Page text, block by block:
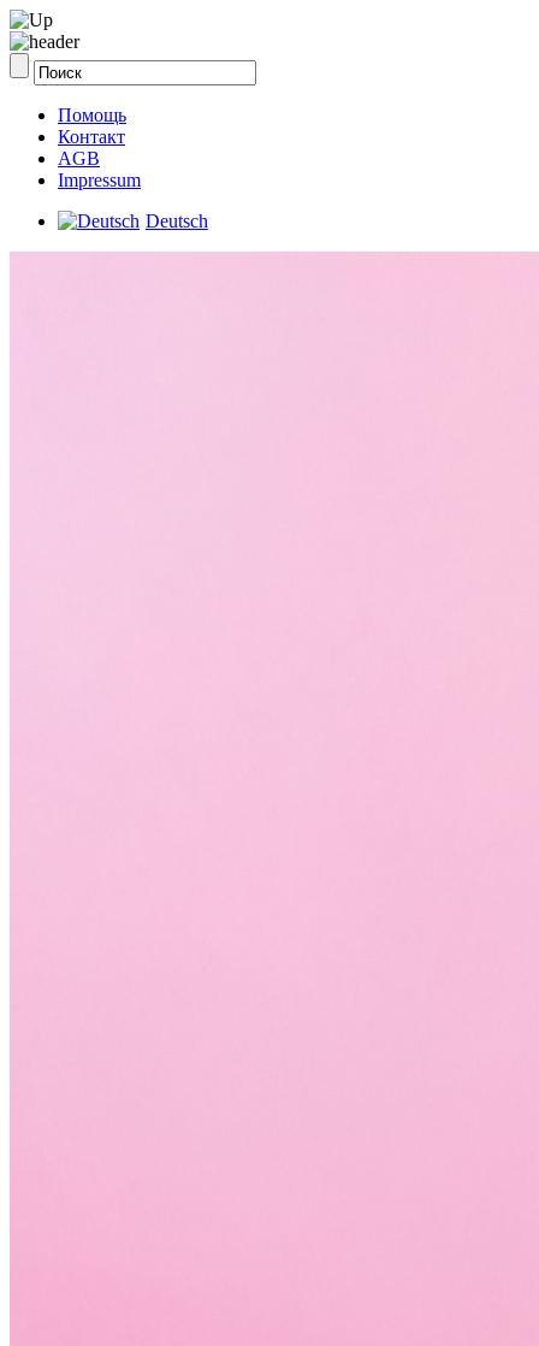
Помощь
Контакт
AGB
Impressum
Deutsch